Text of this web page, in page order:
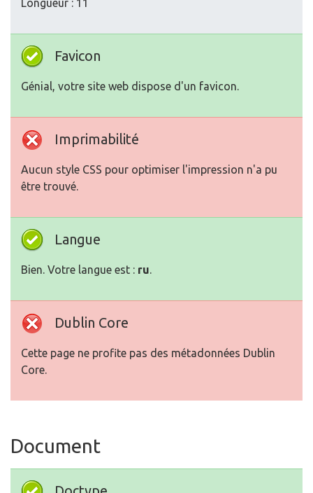
Longueur : 11
Favicon
Génial, votre site web dispose d'un favicon.
Imprimabilité
Aucun style CSS pour optimiser l'impression n'a pu
être trouvé.
Langue
Bien. Votre langue est : ru.
Dublin Core
Cette page ne profite pas des métadonnées Dublin
Core.
Document